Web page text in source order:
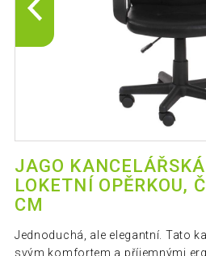
JAGO
LOKETNÍ OPĚRKOU,
CM
Jednoduchá, ale elegantní. Tato
svým komfortem a příjemnými